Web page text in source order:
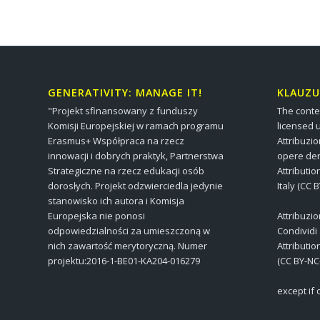
GENERATIVITY: MANAGE IT!
"Projekt sfinansowany z funduszy
Komisji Europejskiej w ramach programu
Erasmus+ Współpraca na rzecz
innowacji i dobrych praktyk, Partnerstwa
Strategiczne na rzecz edukacji osób
dorosłych. Projekt odzwierciedla jedynie
stanowisko ich autora i Komisja
Europejska nie ponosi
odpowiedzialności za umieszczoną w
nich zawartość merytoryczną. Numer
projektu:2016-1-BE01-KA204-016279
The
licensed
opere
Italy (CC
(CC BY-
except if